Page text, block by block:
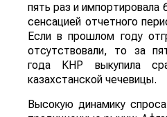
пять раз и импортировала
сенсацией отчетного
Если в прошлом году
отсутствовали, то за
года КНР выкупила
казахстанской чечевицы.
Высокую динамику